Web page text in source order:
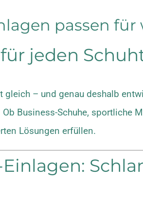
passen für
jeden
gleich – und genau deshalb
Business-Schuhe, sportliche
Lösungen erfüllen.